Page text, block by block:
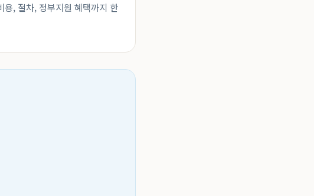
용, 절차, 정부지원 혜택까지 한